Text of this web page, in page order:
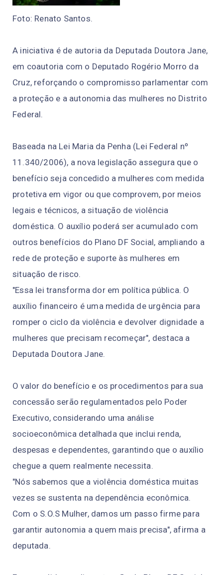
Foto: Renato Santos.
A iniciativa é de autoria da Deputada Doutora Jane,
em coautoria com o Deputado Rogério Morro da
Cruz, reforçando o compromisso parlamentar com
a proteção e a autonomia das mulheres no Distrito
Federal.
Baseada na Lei Maria da Penha (Lei Federal nº
11.340/2006), a nova legislação assegura que o
benefício seja concedido a mulheres com medida
protetiva em vigor ou que comprovem, por meios
legais e técnicos, a situação de violência
doméstica. O auxílio poderá ser acumulado com
outros benefícios do Plano DF Social, ampliando a
rede de proteção e suporte às mulheres em
situação de risco.
"Essa lei transforma dor em política pública. O
auxílio financeiro é uma medida de urgência para
romper o ciclo da violência e devolver dignidade a
mulheres que precisam recomeçar", destaca a
Deputada Doutora Jane.
O valor do benefício e os procedimentos para sua
concessão serão regulamentados pelo Poder
Executivo, considerando uma análise
socioeconômica detalhada que inclui renda,
despesas e dependentes, garantindo que o auxílio
chegue a quem realmente necessita.
"Nós sabemos que a violência doméstica muitas
vezes se sustenta na dependência econômica.
Com o S.O.S Mulher, damos um passo firme para
garantir autonomia a quem mais precisa", afirma a
deputada.